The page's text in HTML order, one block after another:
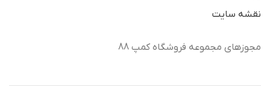
نقشه سایت
مجوزهای مجموعه فروشگاه کمپ 88